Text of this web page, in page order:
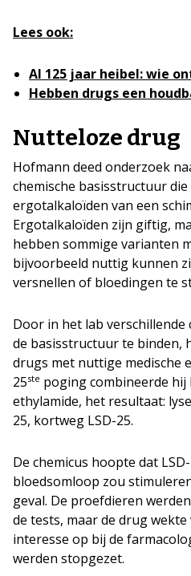
Lees ook:
Al 125 jaar heibel: wie
Hebben drugs een
Nutteloze drug
Hofmann deed onderzoek
chemische basisstructuur
ergotalkaloïden van een
Ergotalkaloïden zijn giftig,
hebben sommige varianten
bijvoorbeeld nuttig kunnen
versnellen of bloedingen te
Door in het lab verschillende
de basisstructuur te binden,
drugs met nuttige medische
25ste poging combineerde
ethylamide, het resultaat:
25, kortweg LSD-25.
De chemicus hoopte dat
bloedsomloop zou
geval. De proefdieren
de tests, maar de drug
interesse op bij de
werden stopgezet.